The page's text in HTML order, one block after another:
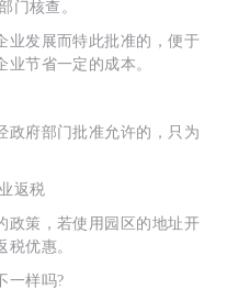
核查。
发展而特此批准的，便于
节省一定的成本。
府部门批准允许的，只为
返税
策，若使用园区的地址开
优惠。
样吗?